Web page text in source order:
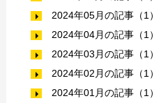
2024年05月の記事（1）
2024年04月の記事（1）
2024年03月の記事（1）
2024年02月の記事（1）
2024年01月の記事（1）